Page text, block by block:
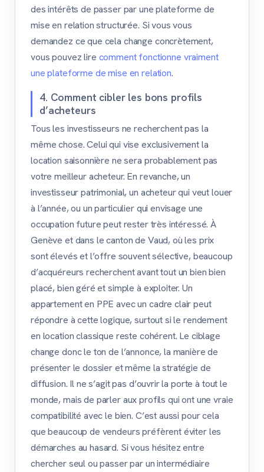
des intérêts de passer par une plateforme de
mise en relation structurée. Si vous vous
demandez ce que cela change concrètement,
vous pouvez lire comment fonctionne vraiment
une plateforme de mise en relation.
4. Comment cibler les bons profils
d’acheteurs
Tous les investisseurs ne recherchent pas la
même chose. Celui qui vise exclusivement la
location saisonnière ne sera probablement pas
votre meilleur acheteur. En revanche, un
investisseur patrimonial, un acheteur qui veut louer
à l’année, ou un particulier qui envisage une
occupation future peut rester très intéressé. À
Genève et dans le canton de Vaud, où les prix
sont élevés et l’offre souvent sélective, beaucoup
d’acquéreurs recherchent avant tout un bien bien
placé, bien géré et simple à exploiter. Un
appartement en PPE avec un cadre clair peut
répondre à cette logique, surtout si le rendement
en location classique reste cohérent. Le ciblage
change donc le ton de l’annonce, la manière de
présenter le dossier et même la stratégie de
diffusion. Il ne s’agit pas d’ouvrir la porte à tout le
monde, mais de parler aux profils qui ont une vraie
compatibilité avec le bien. C’est aussi pour cela
que beaucoup de vendeurs préfèrent éviter les
démarches au hasard. Si vous hésitez entre
chercher seul ou passer par un intermédiaire